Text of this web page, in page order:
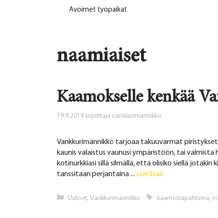
Avoimet työpaikat
naamiaiset
Kaamokselle kenkää
19.9.2014 kirjoittaja vankkurimannikko
Vankkurimännikkö tarjoaa takuuvarmat
kaunis valaistus vaunusi ympäristöön, tai
kotinurkkiasi sillä silmällä, että olisiko siellä
tanssitaan perjantaina ... Lue lisää
Kategoriat
Uutiset, Vankkurimännikkö Avainsanat
kaamostapahtuma,